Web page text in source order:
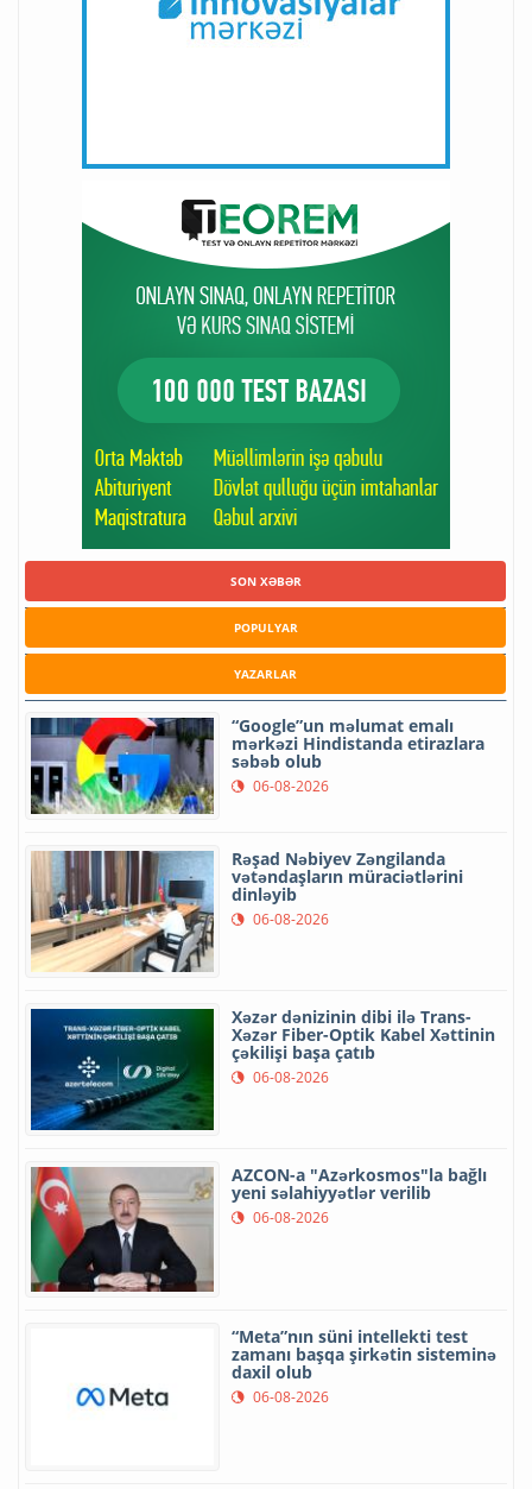
SON XƏBƏR
POPULYAR
YAZARLAR
“Google”un məlumat emalı
mərkəzi Hindistanda etirazlara
səbəb olub
06-08-2026
Rəşad Nəbiyev Zəngilanda
vətəndaşların müraciətlərini
dinləyib
06-08-2026
Xəzər dənizinin dibi ilə Trans-
Xəzər Fiber-Optik Kabel Xəttinin
çəkilişi başa çatıb
06-08-2026
AZCON-a "Azərkosmos"la bağlı
yeni səlahiyyətlər verilib
06-08-2026
“Meta”nın süni intellekti test
zamanı başqa şirkətin sisteminə
daxil olub
06-08-2026